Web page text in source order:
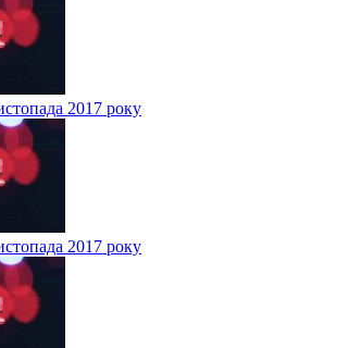
2017 року
2017 року